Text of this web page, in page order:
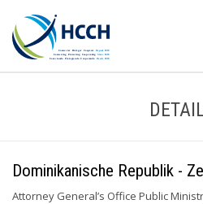
Dominikanische Republik -
Attorney General’s Office Public